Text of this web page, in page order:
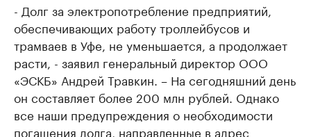
- Долг за электропотребление предприятий,
обеспечивающих работу троллейбусов и
трамваев в Уфе, не уменьшается, а продолжает
расти, - заявил генеральный директор ООО
«ЭСКБ» Андрей Травкин. – На сегодняшний день
он составляет более 200 млн рублей. Однако
все наши предупреждения о необходимости
погашения долга, направленные в адрес